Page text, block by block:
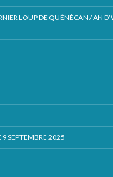
LOUP DE QUÉNÉCAN / AN
SEPTEMBRE 2025